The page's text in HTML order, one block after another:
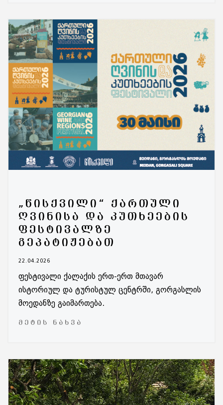
„ᲬᲘᲡᲥᲕᲘᲚᲘ“ ᲥᲐᲠᲗᲣᲚᲘ
ᲦᲕᲘᲜᲘᲡᲐ ᲓᲐ ᲙᲣᲗᲮᲔᲔᲑᲘᲡ
ᲤᲔᲡᲢᲘᲕᲐᲚᲖᲔ
ᲒᲔᲞᲐᲢᲘᲟᲔᲑᲐᲗ
22.04.2026
ფესტივალი ქალაქის ერთ-ერთ მთავარ
ისტორიულ და ტურისტულ ცენტრში, გორგასლის
მოედანზე გაიმართება.
ᲛᲔᲢᲘᲡ ᲜᲐᲮᲕᲐ